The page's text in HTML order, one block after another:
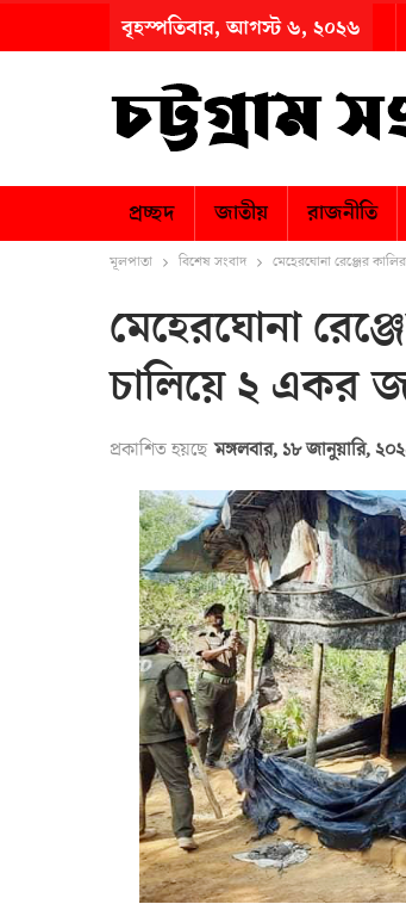
বৃহস্পতিবার, আগস্ট ৬, ২০২৬
প্রচ্ছদ জাতীয় রাজনীতি
মূলপাতা বিশেষ সংবাদ মেহেরঘোনা রেঞ্জের
মেহেরঘোনা
চালিয়ে ২ একর
প্রকাশিত হয়ছে মঙ্গলবার, ১৮ জানুয়ারি,